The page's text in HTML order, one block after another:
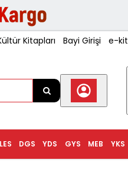
Kitapları Bayi Girişi e-
YKS
MEB
GYS
YDS
DGS